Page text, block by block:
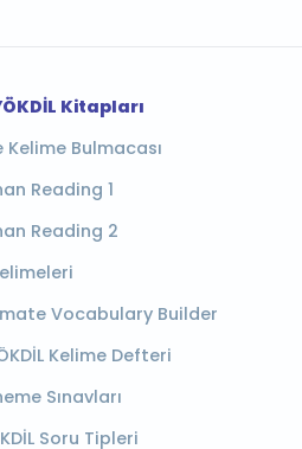
Kitapları
Kelime Bulmacası
Reading 1
Reading 2
Vocabulary Builder
Kelime Defteri
Sınavları
Soru Tipleri